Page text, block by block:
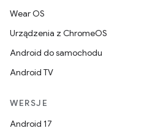
Wear OS
Urządzenia z ChromeOS
Android do samochodu
Android TV
WERSJE
Android 17